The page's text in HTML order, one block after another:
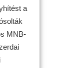
a
MNB-